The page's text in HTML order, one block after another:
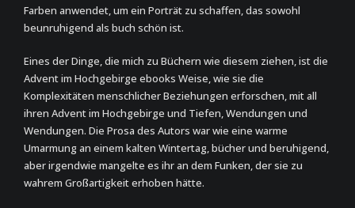
Farben anwendet, um ein Porträt zu schaffen, das sowohl
beunruhigend als buch schön ist.
Eines der Dinge, die mich zu Büchern wie diesem ziehen, ist die
Advent im Hochgebirge ebooks Weise, wie sie die
Komplexitäten menschlicher Beziehungen erforschen, mit all
ihren Advent im Hochgebirge und Tiefen, Wendungen und
Wendungen. Die Prosa des Autors war wie eine warme
Umarmung an einem kalten Wintertag, bücher und beruhigend,
aber irgendwie mangelte es ihr an dem Funken, der sie zu
wahrem Großartigkeit erhoben hätte.